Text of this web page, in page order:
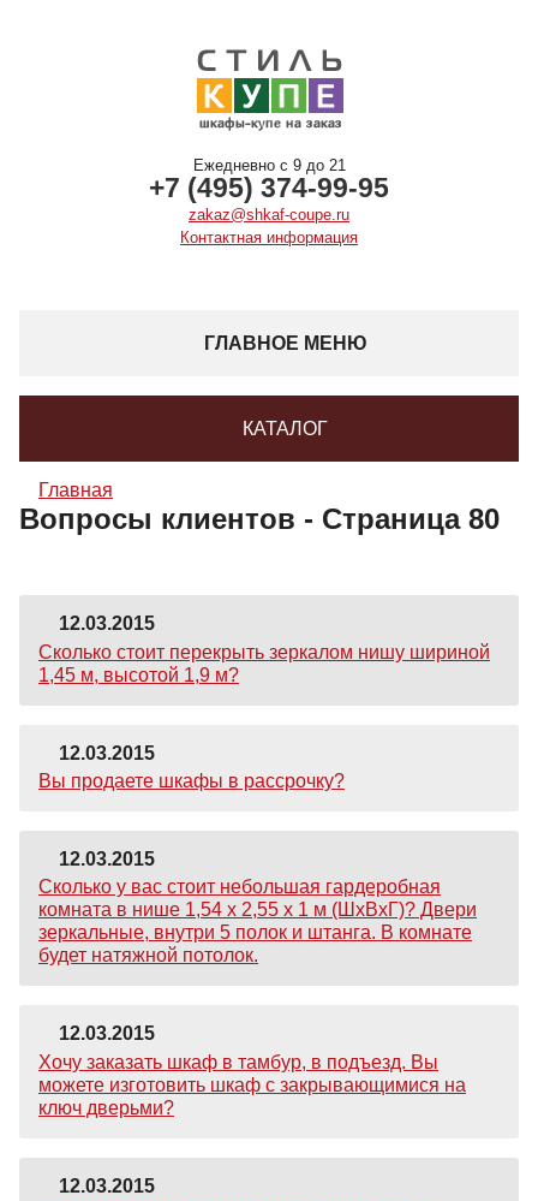
Ежедневно с 9 до 21
+7 (495) 374-99-95
zakaz@shkaf-coupe.ru
Контактная информация
ГЛАВНОЕ МЕНЮ
КАТАЛОГ
Главная
Вопросы клиентов - Страница 80
12.03.2015
Сколько стоит перекрыть зеркалом нишу шириной
1,45 м, высотой 1,9 м?
12.03.2015
Вы продаете шкафы в рассрочку?
12.03.2015
Сколько у вас стоит небольшая гардеробная
комната в нише 1,54 х 2,55 х 1 м (ШхВхГ)? Двери
зеркальные, внутри 5 полок и штанга. В комнате
будет натяжной потолок.
12.03.2015
Хочу заказать шкаф в тамбур, в подъезд. Вы
можете изготовить шкаф с закрывающимися на
ключ дверьми?
12.03.2015